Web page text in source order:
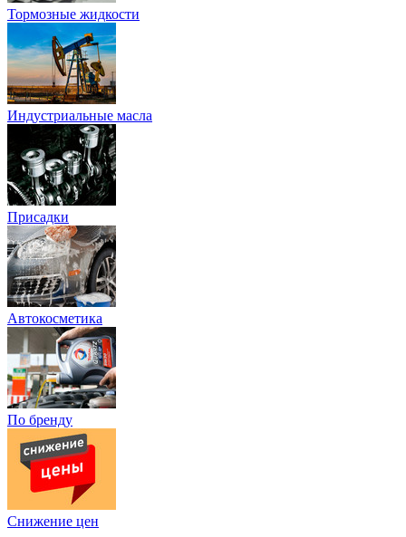
Тормозные жидкости
Индустриальные масла
Присадки
Автокосметика
По бренду
Снижение цен